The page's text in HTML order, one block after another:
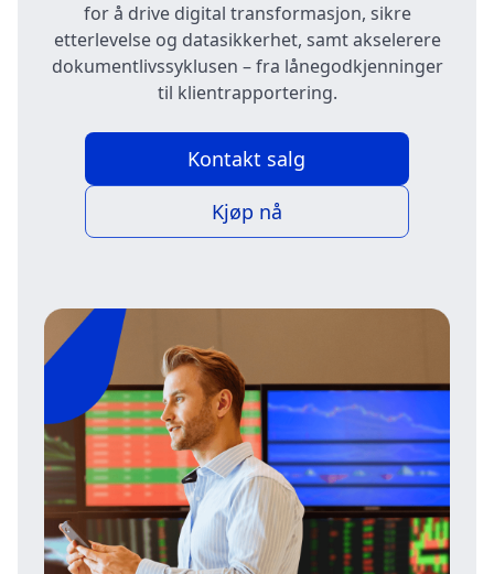
for å drive digital transformasjon, sikre
etterlevelse og datasikkerhet, samt akselerere
dokumentlivssyklusen – fra lånegodkjenninger
til klientrapportering.
Kontakt salg
Kjøp nå